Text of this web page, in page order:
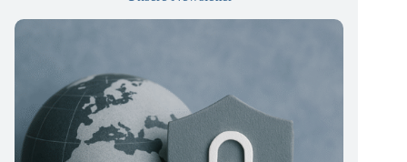
Unsere Newsletter